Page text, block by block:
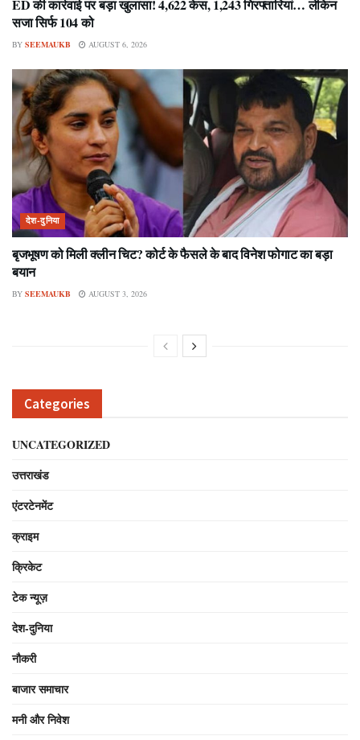
ED की कार्रवाई पर बड़ा खुलासा! 4,622 केस, 1,243 गिरफ्तारियां… लेकिन
सजा सिर्फ 104 को
BY SEEMAUKB AUGUST 6, 2026
देश-दुनिया
बृजभूषण को मिली क्लीन चिट? कोर्ट के फैसले के बाद विनेश फोगाट का बड़ा
बयान
BY SEEMAUKB AUGUST 3, 2026
Categories
UNCATEGORIZED
उत्तराखंड
एंटरटेनमेंट
क्राइम
क्रिकेट
टेक न्यूज़
देश-दुनिया
नौकरी
बाजार समाचार
मनी और निवेश